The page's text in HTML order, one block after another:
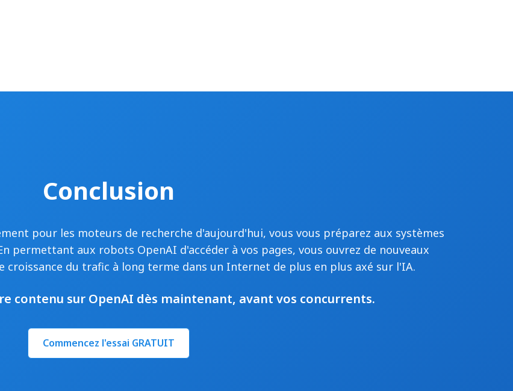
Conclusion
pour les moteurs de recherche d'aujourd'hui, vous vous préparez aux systèmes
permettant aux robots OpenAI d'accéder à vos pages, vous ouvrez de nouveaux
du trafic à long terme dans un Internet de plus en plus axé sur l'IA.
contenu sur OpenAI dès maintenant, avant vos concurrents.
Commencez l'essai GRATUIT